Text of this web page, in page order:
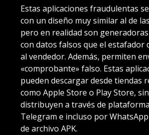
Estas aplicaciones fraudulentas
con un diseño muy similar al de
pero en realidad son
con datos falsos que el estafador
al vendedor. Además, permiten
«comprobante» falso. Estas
pueden descargar desde tiendas
como Apple Store o Play Store,
distribuyen a través de
Telegram e incluso por
de archivo APK.